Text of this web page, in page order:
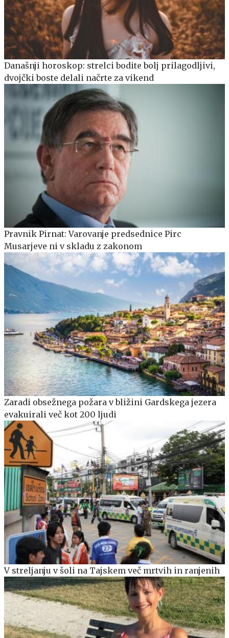
Današnji horoskop: strelci bodite bolj prilagodljivi,
dvojčki boste delali načrte za vikend
Pravnik Pirnat: Varovanje predsednice Pirc
Musarjeve ni v skladu z zakonom
Zaradi obsežnega požara v bližini Gardskega jezera
evakuirali več kot 200 ljudi
V streljanju v šoli na Tajskem več mrtvih in ranjenih